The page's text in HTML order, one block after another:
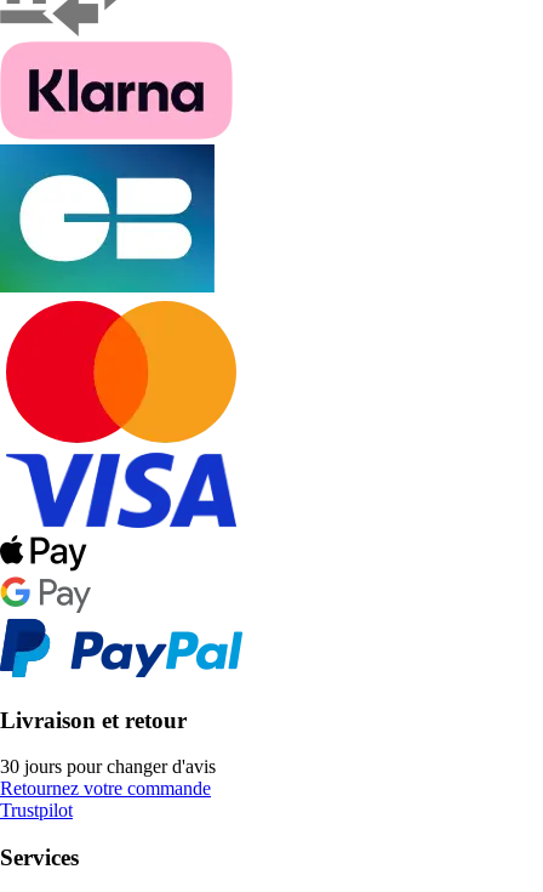
Livraison et retour
30 jours pour changer d'avis
Retournez votre commande
Trustpilot
Services